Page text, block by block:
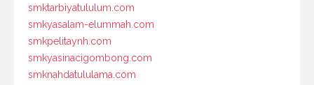
smktarbiyatululum.com
smkyasalam-elummah.com
smkpelitaynh.com
smkyasinacigombong.com
smknahdatululama.com